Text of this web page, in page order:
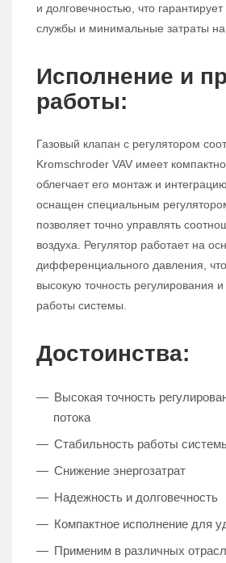
и долговечностью, что
службы и минимальные затраты на
Исполнение и
работы:
Газовый клапан с регулятором
Kromschroder VAV имеет
облегчает его монтаж и
оснащен специальным
позволяет точно управлять
воздуха. Регулятор работает на
дифференциального давления,
высокую точность регулирования и
работы системы.
Достоинства:
Высокая точность
потока
Стабильность работы
Снижение энергозатрат
Надежность и долговечность
Компактное исполнение для
Применим в различных